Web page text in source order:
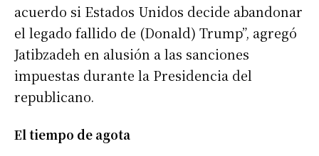
acuerdo si Estados Unidos decide abandonar
el legado fallido de (Donald) Trump”, agregó
Jatibzadeh en alusión a las sanciones
impuestas durante la Presidencia del
republicano.
El tiempo de agota